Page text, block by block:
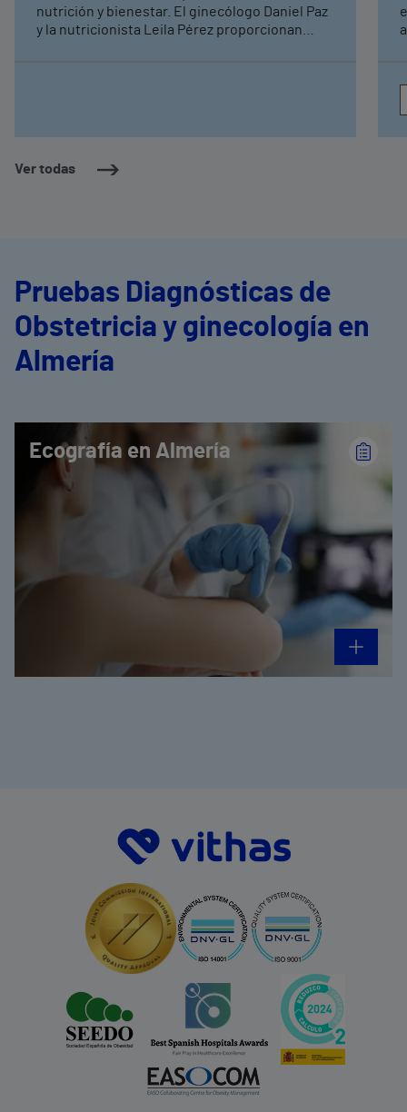
Ver todas
nutrición y bienestar. El ginecólogo Daniel Paz
y la nutricionista Leila Pérez proporcionan
Pruebas Diagnósticas de
Obstetricia y ginecología en
Almería
Ecografía en Almería